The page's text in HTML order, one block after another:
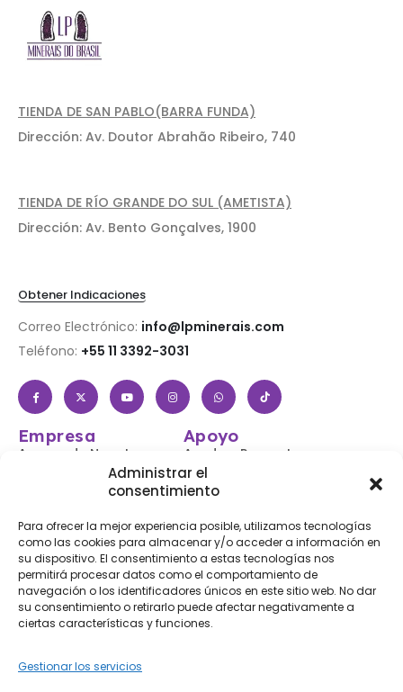
Administrar el
consentimiento
Para ofrecer la mejor experiencia posible, utilizamos tecnologías
como las cookies para almacenar y/o acceder a información en
su dispositivo. El consentimiento a estas tecnologías nos
permitirá procesar datos como el comportamiento de
navegación o los identificadores únicos en este sitio web. No dar
su consentimiento o retirarlo puede afectar negativamente a
ciertas características y funciones.
Gestionar los servicios
TIENDA DE SAN PABLO(BARRA FUNDA)
Dirección: Av. Doutor Abrahão Ribeiro, 740
TIENDA DE RÍO GRANDE DO SUL (AMETISTA)
Dirección: Av. Bento Gonçalves, 1900
Obtener Indicaciones
Correo Electrónico: info@lpminerais.com
Teléfono: +55 11 3392-3031
Empresa
Acerca de Nosotros
Blog
Apoyo
Ayuda y Preguntas
Frecuentes
Iniciar sesión /
Siga Su Pedido
Envíos y Devoluciones
Accesibilidad
Suscríbase a Nuestro Boletín
Informativo